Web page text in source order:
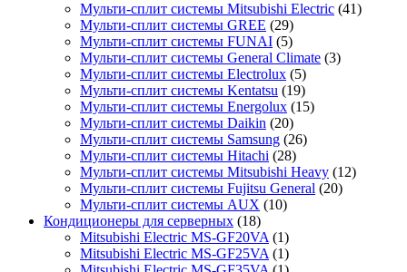
Мульти-сплит системы Mitsubishi Electric (41)
Мульти-сплит системы GREE (29)
Мульти-сплит системы FUNAI (5)
Мульти-сплит системы General Climate (3)
Мульти-сплит системы Electrolux (5)
Мульти-сплит системы Kentatsu (19)
Мульти-сплит системы Energolux (15)
Мульти-сплит системы Daikin (20)
Мульти-сплит системы Samsung (26)
Мульти-сплит системы Hitachi (28)
Мульти-сплит системы Mitsubishi Heavy (12)
Мульти-сплит системы Fujitsu General (20)
Мульти-сплит системы AUX (10)
Кондиционеры для серверных (18)
Mitsubishi Electric MS-GF20VA (1)
Mitsubishi Electric MS-GF25VA (1)